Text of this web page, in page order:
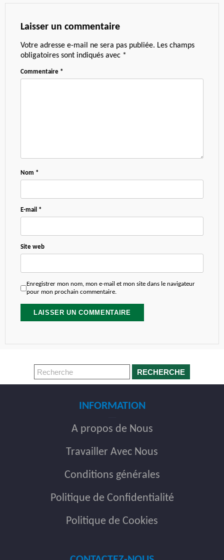
Laisser un commentaire
Votre adresse e-mail ne sera pas publiée. Les champs
obligatoires sont indiqués avec *
Commentaire *
Nom *
E-mail *
Site web
Enregistrer mon nom, mon e-mail et mon site dans le navigateur
pour mon prochain commentaire.
RECHERCHE
INFORMATION
A propos de Nous
Travailler Avec Nous
Conditions générales
Politique de Confidentialité
Politique de Cookies